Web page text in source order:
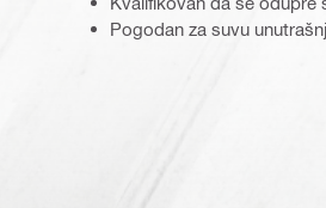
Pogodan za suvu